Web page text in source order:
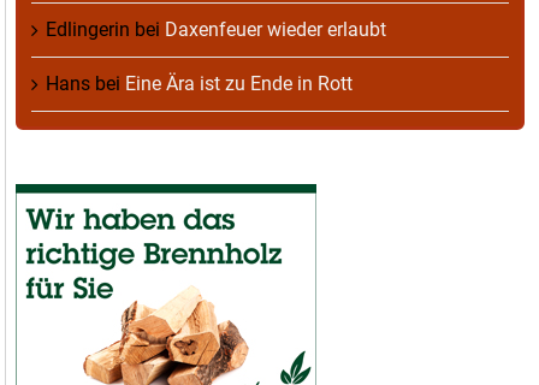
Edlingerin bei Daxenfeuer wieder erlaubt
Hans bei Eine Ära ist zu Ende in Rott